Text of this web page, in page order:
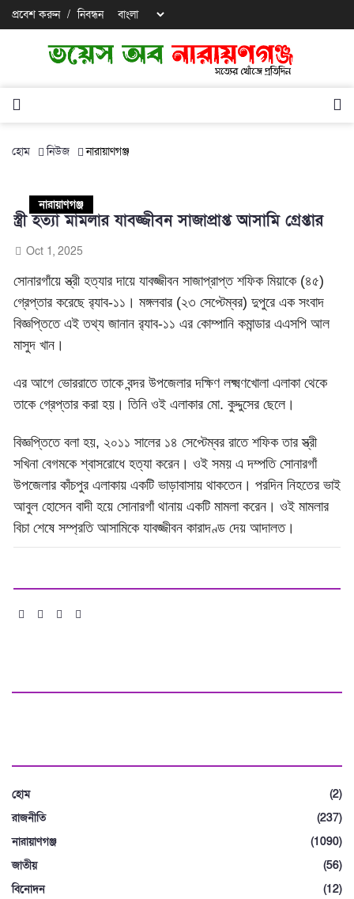
প্রবেশ করুন / নিবন্ধন
হোম নিউজ নারায়াণগঞ্জ
নারায়াণগঞ্জ
স্ত্রী হত্যা মামলার যাবজ্জীবন সাজাপ্রাপ্ত আসামি গ্রেপ্তার
Oct 1, 2025
সোনারগাঁয়ে স্ত্রী হত্যার দায়ে যাবজ্জীবন সাজাপ্রাপ্ত শফিক মিয়াকে (৪৫)
গ্রেপ্তার করেছে র‌্যাব-১১। মঙ্গলবার (২৩ সেপ্টেম্বর) দুপুরে এক সংবাদ
বিজ্ঞপ্তিতে এই তথ্য জানান র‌্যাব-১১ এর কোম্পানি কমান্ডার এএসপি আল
মাসুদ খান।
এর আগে ভোররাতে তাকে বন্দর উপজেলার দক্ষিণ লক্ষ্মণখোলা এলাকা থেকে
তাকে গ্রেপ্তার করা হয়। তিনি ওই এলাকার মো. কুদ্দুসের ছেলে।
বিজ্ঞপ্তিতে বলা হয়, ২০১১ সালের ১৪ সেপ্টেম্বর রাতে শফিক তার স্ত্রী
সখিনা বেগমকে শ্বাসরোধে হত্যা করেন। ওই সময় এ দম্পতি সোনারগাঁ
উপজেলার কাঁচপুর এলাকায় একটি ভাড়াবাসায় থাকতেন। পরদিন নিহতের ভাই
আবুল হোসেন বাদী হয়ে সোনারগাঁ থানায় একটি মামলা করেন। ওই মামলার
বিচা শেষে সম্প্রতি আসামিকে যাবজ্জীবন কারাদণ্ড দেয় আদালত।
হোম
(2)
রাজনীতি
(237)
নারায়াণগঞ্জ
(1090)
জাতীয়
(56)
বিনোদন
(12)